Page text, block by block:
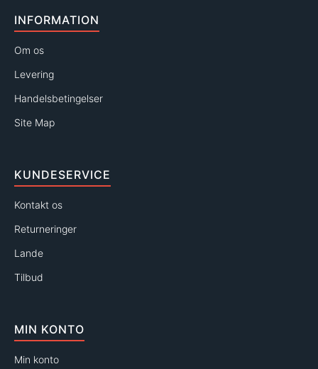
INFORMATION
Om os
Levering
Handelsbetingelser
Site Map
KUNDESERVICE
Kontakt os
Returneringer
Lande
Tilbud
MIN KONTO
Min konto